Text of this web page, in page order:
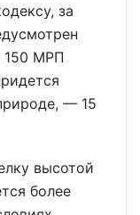
за
150 МРП
— 15
высотой
более